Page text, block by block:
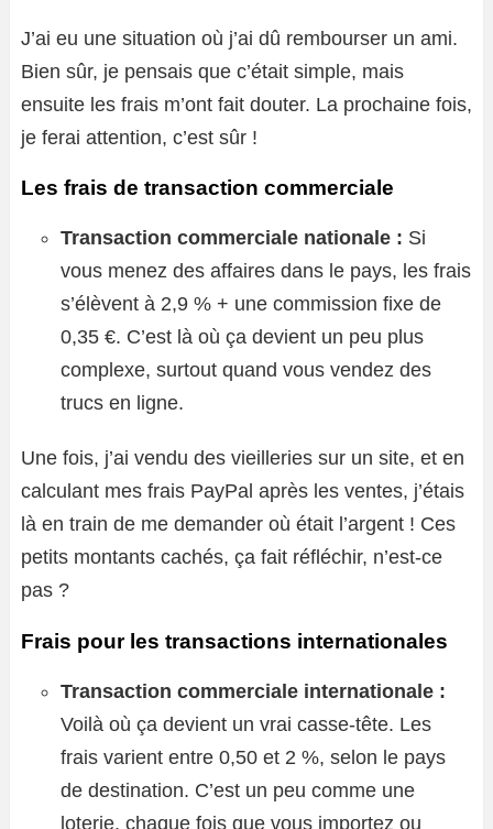
J’ai eu une situation où j’ai dû rembourser un ami.
Bien sûr, je pensais que c’était simple, mais
ensuite les frais m’ont fait douter. La prochaine fois,
je ferai attention, c’est sûr !
Les frais de transaction commerciale
Transaction commerciale nationale : Si
vous menez des affaires dans le pays, les frais
s’élèvent à 2,9 % + une commission fixe de
0,35 €. C’est là où ça devient un peu plus
complexe, surtout quand vous vendez des
trucs en ligne.
Une fois, j’ai vendu des vieilleries sur un site, et en
calculant mes frais PayPal après les ventes, j’étais
là en train de me demander où était l’argent ! Ces
petits montants cachés, ça fait réfléchir, n’est-ce
pas ?
Frais pour les transactions internationales
Transaction commerciale internationale :
Voilà où ça devient un vrai casse-tête. Les
frais varient entre 0,50 et 2 %, selon le pays
de destination. C’est un peu comme une
loterie, chaque fois que vous importez ou